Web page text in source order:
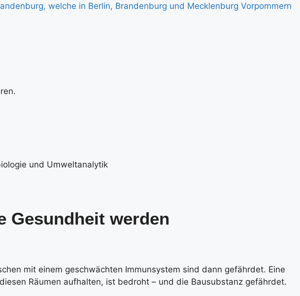
und Umweltanalytik
Gesundheit werden
mit einem geschwächten Immunsystem sind dann gefährdet. Eine
Räumen aufhalten, ist bedroht – und die Bausubstanz gefährdet.